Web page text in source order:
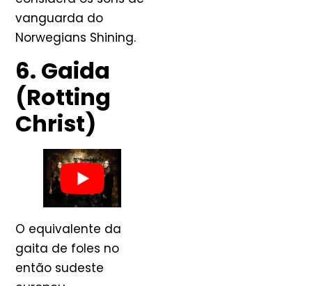
vanguarda do
Norwegians Shining.
6. Gaida
(Rotting
Christ)
O equivalente da
gaita de foles no
então sudeste